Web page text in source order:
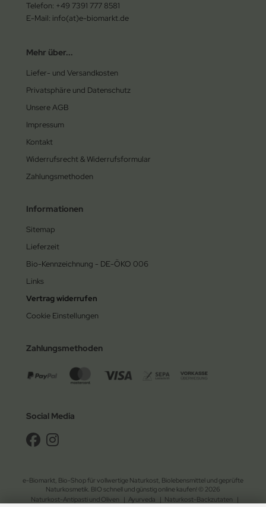
Telefon: +49 7391 777 8581
E-Mail: info(at)e-biomarkt.de
Mehr über...
Liefer- und Versandkosten
Privatsphäre und Datenschutz
Unsere AGB
Impressum
Kontakt
Widerrufsrecht & Widerrufsformular
Zahlungsmethoden
Informationen
Sitemap
Lieferzeit
Bio-Kennzeichnung - DE-ÖKO 006
Links
Vertrag widerrufen
Cookie Einstellungen
Zahlungsmethoden
Social Media
e-Biomarkt, Bio-Shop für vollwertige Naturkost, Biolebensmittel und geprüfte
Naturkosmetik. BIO schnell und günstig online kaufen! © 2026
Naturkost-Antipasti und Oliven
| Ayurveda | Naturkost-Backzutaten |